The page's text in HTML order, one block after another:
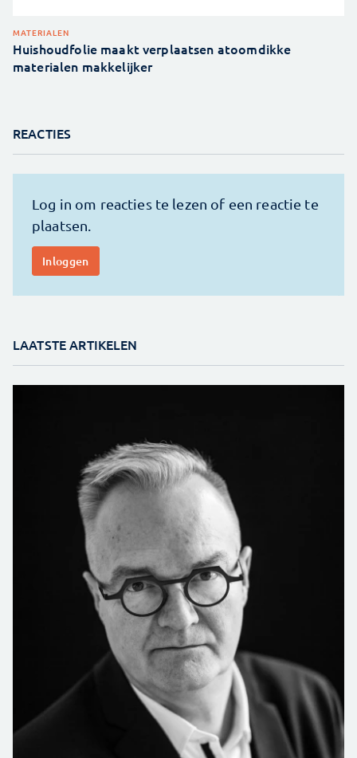
MATERIALEN
Huishoudfolie maakt verplaatsen atoomdikke
materialen makkelijker
REACTIES
LAATSTE ARTIKELEN